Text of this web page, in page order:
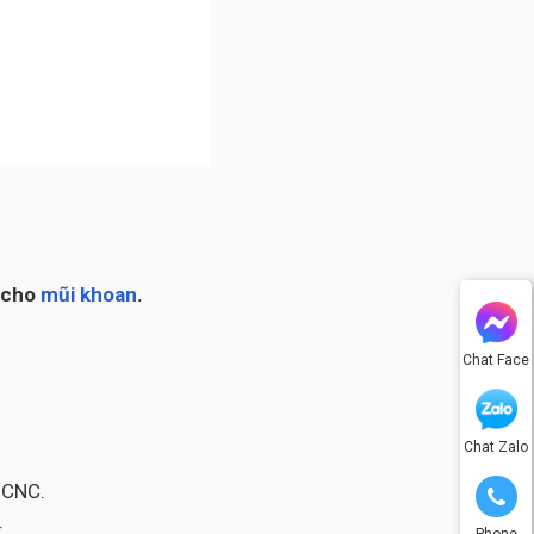
Chat Face
Chat Zalo
mũi khoan.